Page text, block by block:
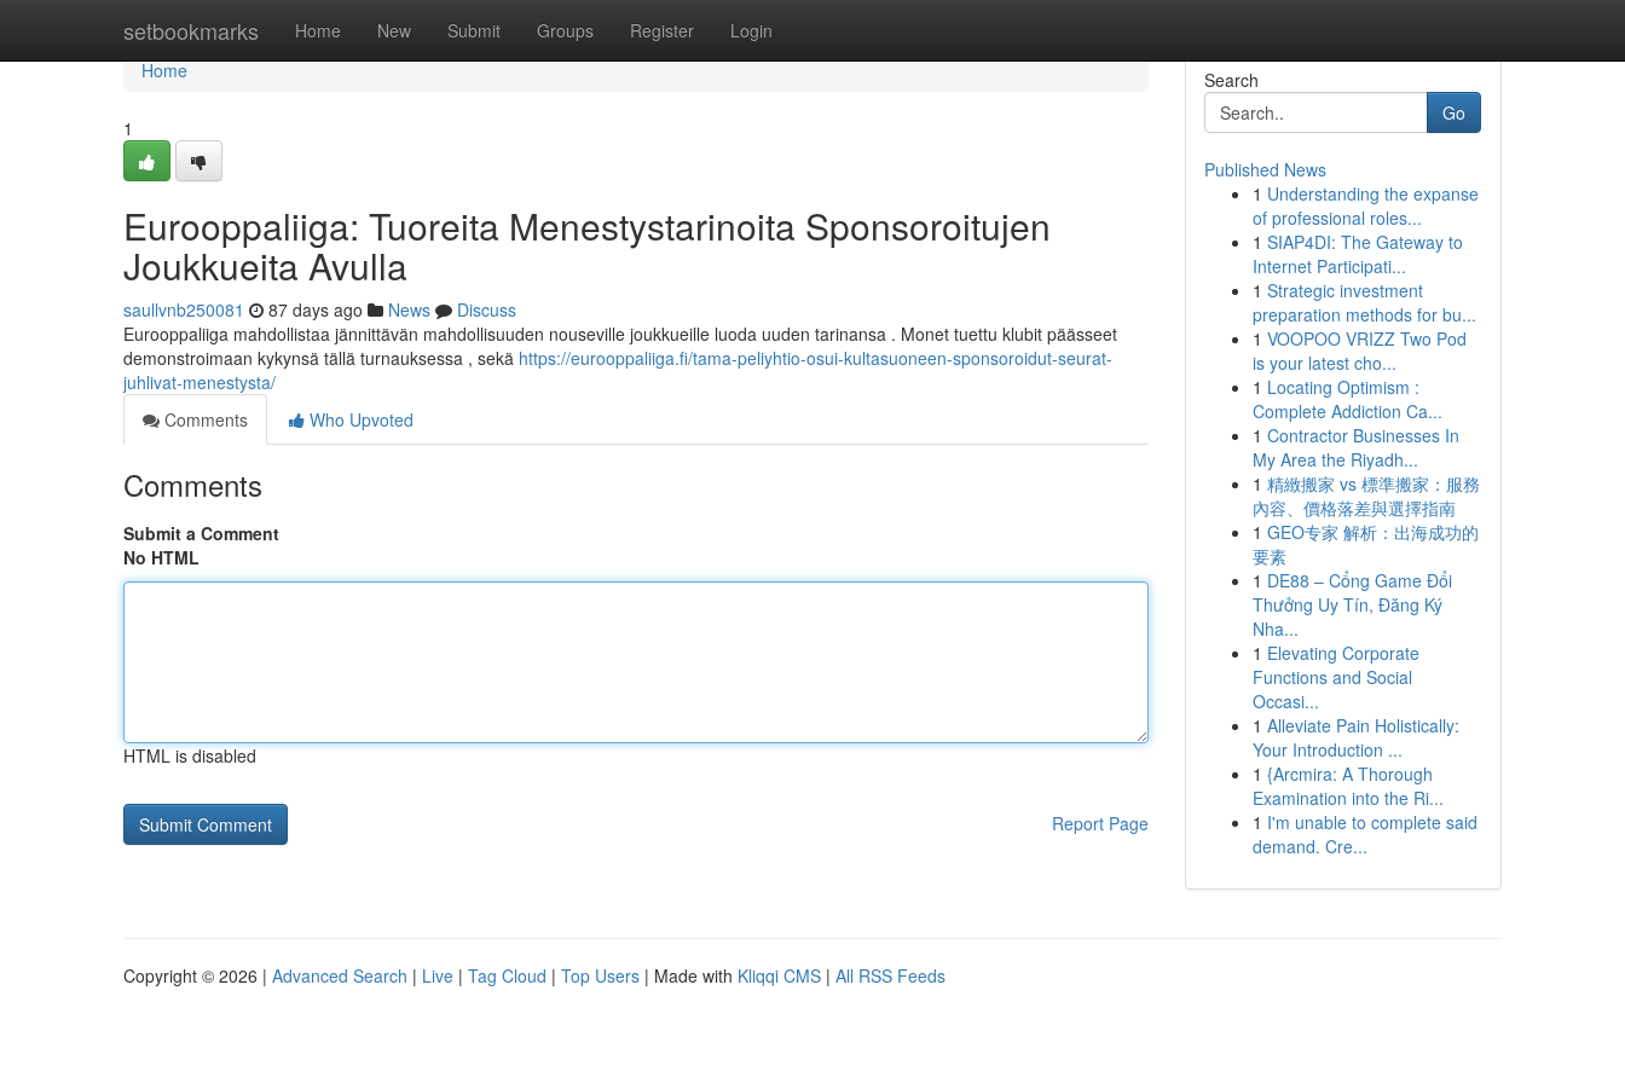
setbookmarks Home New Submit Groups Register Login
Home
Home
1
Eurooppaliiga: Tuoreita Menestystarinoita Sponsoroitujen
Joukkueita Avulla
saullvnb250081 87 days ago News
Discuss
Eurooppaliiga mahdollistaa jännittävän mahdollisuuden nouseville joukkueille luoda uuden tarinansa . Monet tuettu klubit päässeet
demonstroimaan kykynsä tällä turnauksessa , sekä https://eurooppaliiga.fi/tama-peliyhtio-osui-kultasuoneen-sponsoroidut-seurat-
juhlivat-menestysta/
Comments
Who Upvoted
Comments
Submit a Comment
No HTML
HTML is disabled
Report Page
Search
Go
Published News
1 Understanding the expanse
of professional roles...
1 SIAP4DI: The Gateway to
Internet Participati...
1 Strategic investment
preparation methods for bu...
1 VOOPOO VRIZZ Two Pod
is your latest cho...
1 Locating Optimism :
Complete Addiction Ca...
1 Contractor Businesses In
My Area the Riyadh...
1 精緻搬家 vs 標準搬家：服務
內容、價格落差與選擇指南
1 GEO专家 解析：出海成功的
要素
1 DE88 – Cổng Game Đổi
Thưởng Uy Tín, Đăng Ký
Nha...
1 Elevating Corporate
Functions and Social
Occasi...
1 Alleviate Pain Holistically:
Your Introduction ...
1 {Arcmira: A Thorough
Examination into the Ri...
1 I'm unable to complete said
demand. Cre...
Copyright © 2026 | Advanced Search | Live | Tag Cloud | Top Users | Made with Kliqqi CMS | All RSS Feeds